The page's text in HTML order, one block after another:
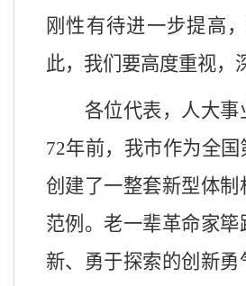
刚性有待进一步提高
此，我们要高度重视，
各位代表，人大
72年前，我市作为全
创建了一整套新型体
范例。老一辈革命家筚
新、勇于探索的创新